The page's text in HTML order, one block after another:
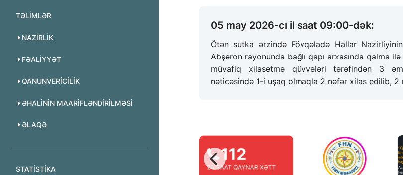
TƏLIMLƏR
NAZIRLIK
FƏALIYYƏT
QANUNVERICILIK
ƏHALININ MAARIFLƏNDIRILMƏSI
ƏLAQƏ
STATISTIKA
05 may 2026-cı il saat 09:00-dək:
Ötən sutka ərzində Fövqəladə Hallar
Abşeron rayonunda bağlı qapı arxasında qalma
müvafiq xilasetmə qüvvələri tərəfindən 3
nəticəsində 1-i uşaq olmaqla 2 nəfər xilas edilib,